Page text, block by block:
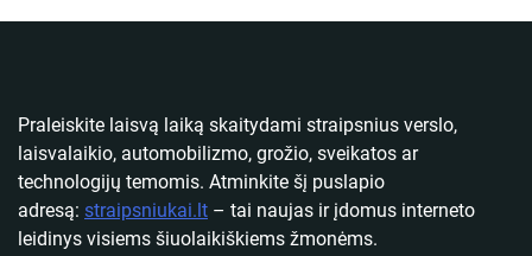
Praleiskite laisvą laiką skaitydami straipsnius verslo,
laisvalaikio, automobilizmo, grožio, sveikatos ar
technologijų temomis. Atminkite šį puslapio
adresą: straipsniukai.lt – tai naujas ir įdomus interneto
leidinys visiems šiuolaikiškiems žmonėms.